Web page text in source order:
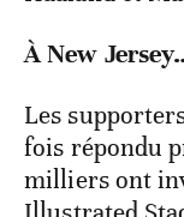
À New
Les
fois répondu
milliers ont